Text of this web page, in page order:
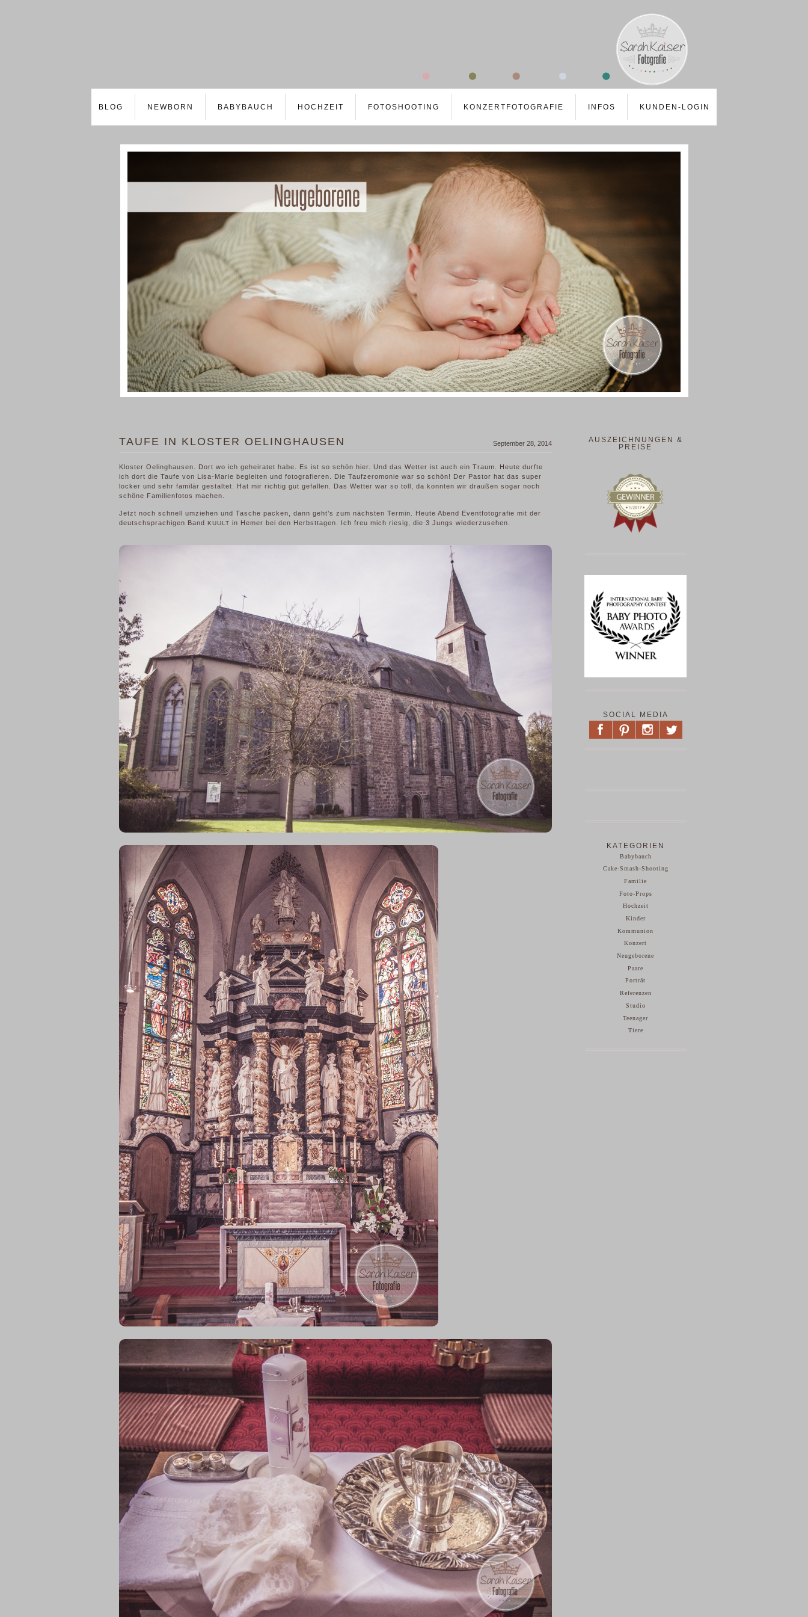
BLOG NEWBORN BABYBAUCH HOCHZEIT FOTOSHOOTING KONZERTFOTOGRAFIE INFOS KUNDEN-LOGIN
September 28, 2014
TAUFE IN KLOSTER OELINGHAUSEN
Kloster Oelinghausen. Dort wo ich geheiratet habe. Es ist so schön hier. Und das Wetter ist auch ein Traum. Heute durfte
ich dort die Taufe von Lisa-Marie begleiten und fotografieren. Die Taufzeromonie war so schön! Der Pastor hat das super
locker und sehr familär gestaltet. Hat mir richtig gut gefallen. Das Wetter war so toll, da konnten wir draußen sogar noch
schöne Familienfotos machen.
Jetzt noch schnell umziehen und Tasche packen, dann geht’s zum nächsten Termin. Heute Abend Eventfotografie mit der
deutschsprachigen Band KUULT in Hemer bei den Herbsttagen. Ich freu mich riesig, die 3 Jungs wiederzusehen.
AUSZEICHNUNGEN &
PREISE
SOCIAL MEDIA
KATEGORIEN
Babybauch
Cake-Smash-Shooting
Familie
Foto-Props
Hochzeit
Kinder
Kommunion
Konzert
Neugeborene
Paare
Porträt
Referenzen
Studio
Teenager
Tiere